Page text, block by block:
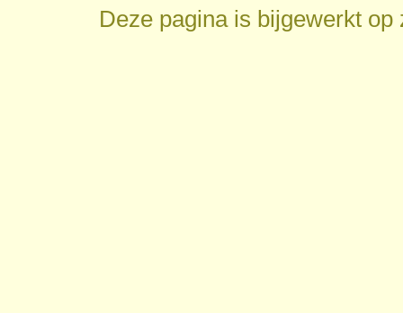
Deze pagina is bijgewerkt op